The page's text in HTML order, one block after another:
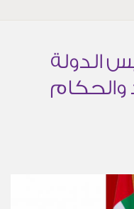
الدولة
والحكام